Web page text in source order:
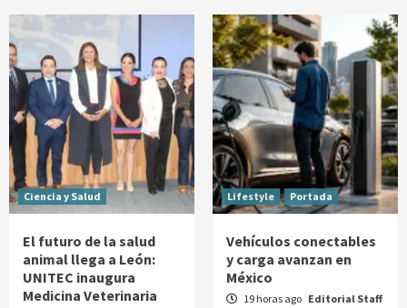
Ciencia y Salud
El futuro de la salud
animal llega a León:
UNITEC inaugura
Medicina Veterinaria
Lifestyle Portada
Vehículos conectables
y carga avanzan en
México
19 horas ago Editorial Staff